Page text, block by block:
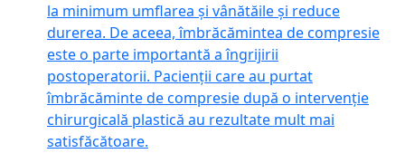
la minimum umflarea și vânătăile și reduce
durerea. De aceea, îmbrăcămintea de compresie
este o parte importantă a îngrijirii
postoperatorii. Pacienții care au purtat
îmbrăcăminte de compresie după o intervenție
chirurgicală plastică au rezultate mult mai
satisfăcătoare.